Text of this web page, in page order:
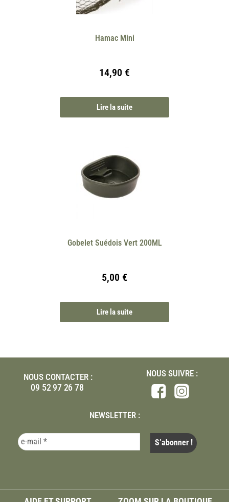
Hamac Mini
14,90 €
Lire la suite
Gobelet Suédois Vert 200ML
5,00 €
Lire la suite
NOUS CONTACTER :
09 52 97 26 78
NOUS SUIVRE :
NEWSLETTER :